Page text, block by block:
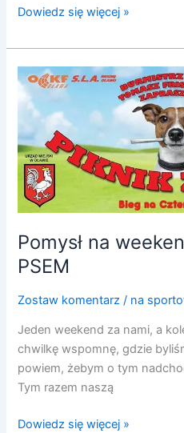
Dowiedz się więcej »
Pomysł na
PSEM
Zostaw komentarz / na
Jeden weekend za nami, a
chwilkę wspomnę, gdzie
powiem, żebym o tym
Tym razem naszą
Pomysł
na
weekend
#2:
Piknik
PSEM
Dowiedz się więcej »